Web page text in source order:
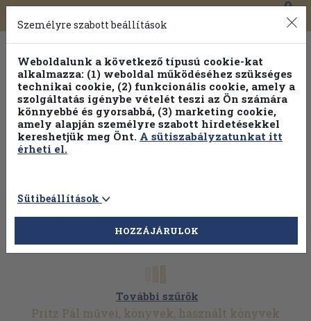
Toggle
navigation
0
Válogasson több mint 30 000 kötet közül
Hobbi témakörökben20% kedvezménnyel!
További szűrők
Pritz Pál művei, könyvek, használt könyvek
Személyre szabott beállítások
Weboldalunk a következő típusú cookie-kat
alkalmazza: (1) weboldal működéséhez szükséges
technikai cookie, (2) funkcionális cookie, amely a
szolgáltatás igénybe vételét teszi az Ön számára
könnyebbé és gyorsabbá, (3) marketing cookie,
amely alapján személyre szabott hirdetésekkel
kereshetjük meg Önt. A sütiszabályzatunkat itt
érheti el.
Sütibeállítások
HOZZÁJÁRULOK